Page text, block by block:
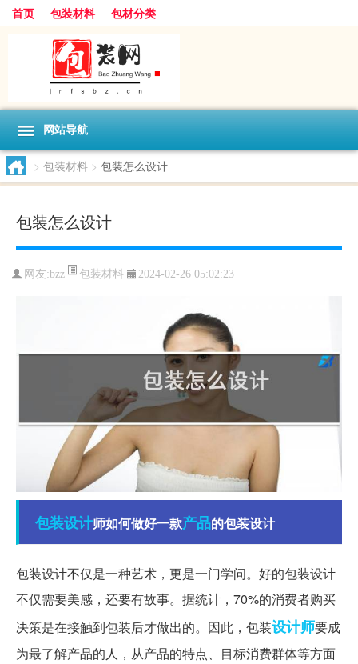
首页 包装材料 包材分类
网站导航
> 包装材料 > 包装怎么设计
包装怎么设计
网友:bzz 包装材料 2024-02-26 05:02:23
包装设计师如何做好一款产品的包装设计
包装设计不仅是一种艺术，更是一门学问。好的包装设计
不仅需要美感，还要有故事。据统计，70%的消费者购买
决策是在接触到包装后才做出的。因此，包装设计师要成
为最了解产品的人，从产品的特点、目标消费群体等方面